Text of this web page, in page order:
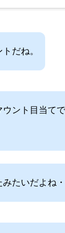
だね。
ント目当て
たいだよね・